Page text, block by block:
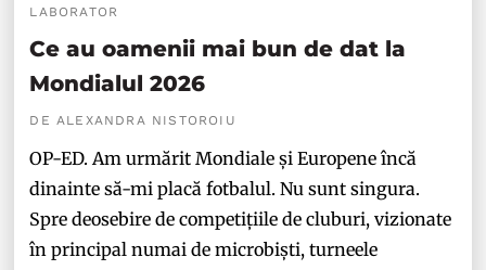
LABORATOR
Ce au oamenii mai bun de dat la
Mondialul 2026
DE ALEXANDRA NISTOROIU
OP-ED. Am urmărit Mondiale și Europene încă
dinainte să-mi placă fotbalul. Nu sunt singura.
Spre deosebire de competițiile de cluburi, vizionate
în principal numai de microbiști, turneele